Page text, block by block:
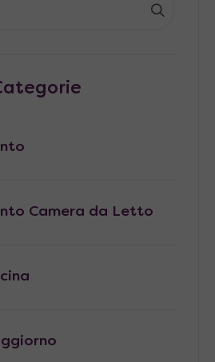
Camera da Letto